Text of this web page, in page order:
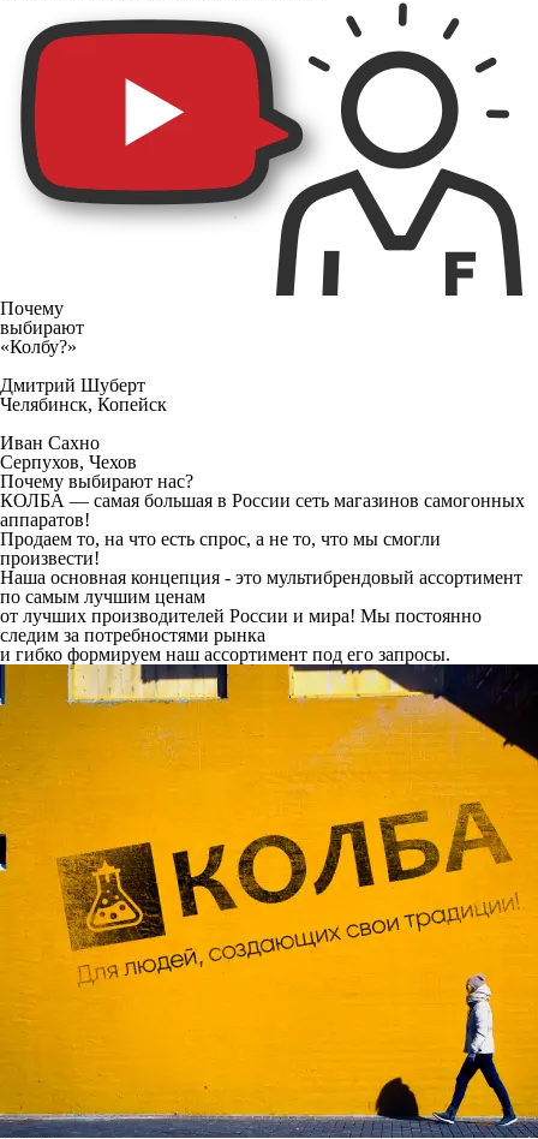
Почему
выбирают
«Колбу?»
Дмитрий Шуберт
Челябинск, Копейск
Иван Сахно
Серпухов, Чехов
Почему выбирают нас?
КОЛБА — самая большая в России сеть магазинов самогонных
аппаратов!
Продаем то, на что есть спрос, а не то, что мы смогли
произвести!
Наша основная концепция - это мультибрендовый ассортимент
по самым лучшим ценам
от лучших производителей России и мира! Мы постоянно
следим за потребностями рынка
и гибко формируем наш ассортимент под его запросы.